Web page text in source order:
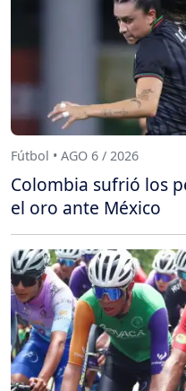
Fútbol • AGO 6 / 2026
Colombia sufrió los
el oro ante México